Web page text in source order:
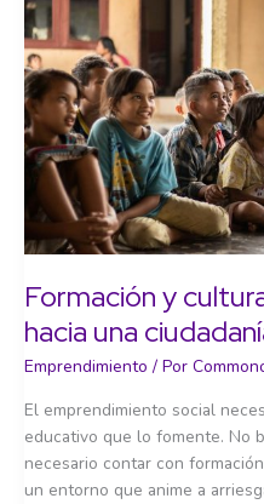
Formación y
hacia una
Emprendimiento / Por
El emprendimiento social
educativo que lo fomente. No
necesario contar con
un entorno que anime a